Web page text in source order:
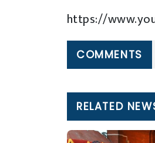
https://
COMMENTS
RELATED